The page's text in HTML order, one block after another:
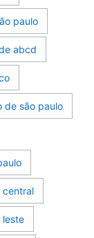
paulo
abcd
de são paulo
central
leste